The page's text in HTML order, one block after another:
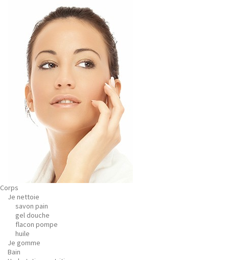
Corps
Je nettoie
savon pain
gel douche
flacon pompe
huile
Je gomme
Bain